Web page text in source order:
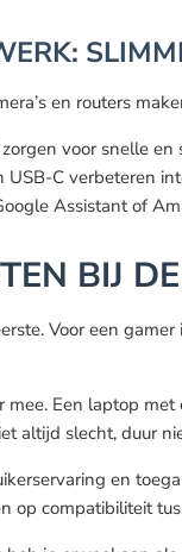
en routers
voor snelle en
USB-C verbeteren
Assistant of
BIJ
Voor een
mee. Een laptop
altijd slecht, duur
en
op compatibiliteit